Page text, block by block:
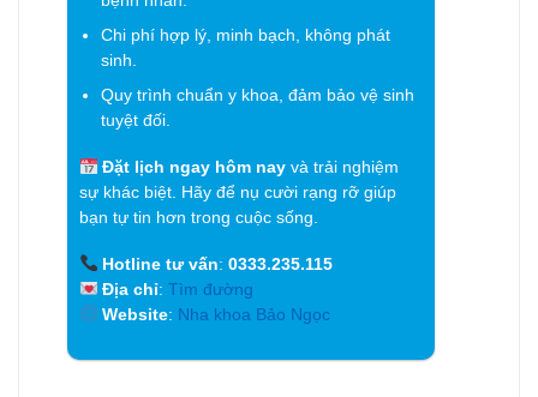
Chi phí hợp lý, minh bạch, không phát
sinh.
Quy trình chuẩn y khoa, đảm bảo vệ sinh
tuyệt đối.
Đặt lịch ngay hôm nay và trải nghiệm
sự khác biệt. Hãy để nụ cười rạng rỡ giúp
bạn tự tin hơn trong cuộc sống.
Hotline tư vấn:0333.235.115
Địa chỉ:Tìm đường
Website: Nha khoa Bảo Ngọc